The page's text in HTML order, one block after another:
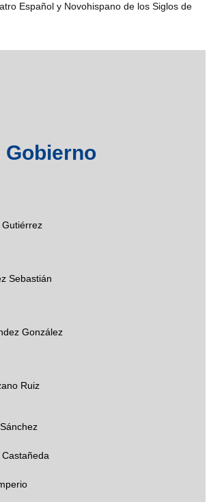
Español y Novohispano de los Siglos de
Gobierno
Sebastián
González
Ruiz